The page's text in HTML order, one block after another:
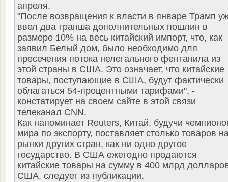
апреля.
"После возвращения к власти в январе Трамп
ввел два транша дополнительных пошлин в
размере 10% на весь китайский импорт, что, как
заявил Белый дом, было необходимо для
пресечения потока нелегального фентанила из
этой страны в США. Это означает, что китайские
товары, поступающие в США, будут фактически
облагаться 54-процентными тарифами", -
констатирует на своем сайте в этой связи
телеканал CNN.
Как напоминает Reuters, Китай, будучи
мира по экспорту, поставляет столько товаров
рынки других стран, как ни одно другое
государство. В США ежегодно продаются
китайские товары на сумму в 400 млрд
США, следует из публикации.